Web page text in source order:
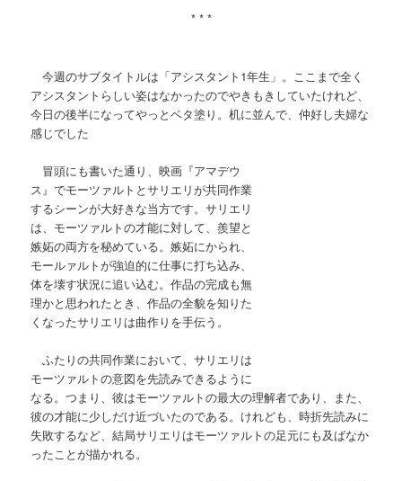
* * *
今週のサブタイトルは「アシスタント1年生」。ここまで全く
アシスタントらしい姿はなかったのでやきもきしていたけれど、
今日の後半になってやっとベタ塗り。机に並んで、仲好し夫婦な
感じでした
冒頭にも書いた通り、映画『アマデウ
ス』でモーツァルトとサリエリが共同作業
するシーンが大好きな当方です。サリエリ
は、モーツァルトの才能に対して、羨望と
嫉妬の両方を秘めている。嫉妬にかられ、
モールァルトが強迫的に仕事に打ち込み、
体を壊す状況に追い込む。作品の完成も無
理かと思われたとき、作品の全貌を知りた
くなったサリエリは曲作りを手伝う。
ふたりの共同作業において、サリエリは
モーツァルトの意図を先読みできるように
なる。つまり、彼はモーツァルトの最大の理解者であり、また、
彼の才能に少しだけ近づいたのである。けれども、時折先読みに
失敗するなど、結局サリエリはモーツァルトの足元にも及ばなか
ったことが描かれる。